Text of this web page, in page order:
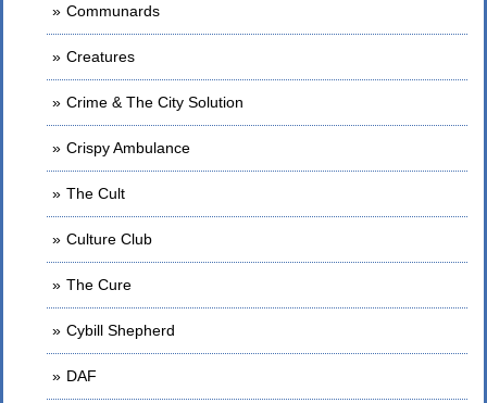
Communards
Creatures
Crime & The City Solution
Crispy Ambulance
The Cult
Culture Club
The Cure
Cybill Shepherd
DAF